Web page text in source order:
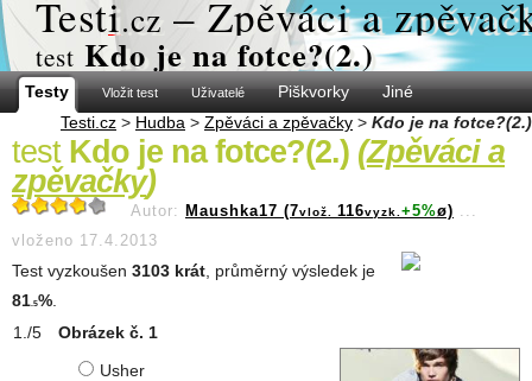
Testi.cz – Zpěváci a
test Kdo je na fotce?(2.)
Testy Vložit test Uživatelé Piškvorky
Jiné
Testi.cz > Hudba > Zpěváci a zpěvačky > Kdo je na fotce?(2.)
test Kdo je na fotce?(2.) (Zpěváci a
zpěvačky)
Autor: Maushka17 (7vlož. 116vyzk. +5%ø) ...
vloženo 17.4.2013
Test vyzkoušen 3103 krát , průměrný výsledek je
81 .5%
Obrázek č. 1
Usher